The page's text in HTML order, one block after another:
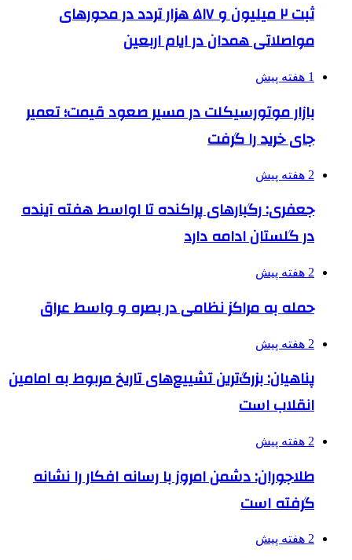
ثبت ۲ میلیون و ۵۱۷ هزار تردد در محورهای
مواصلاتی همدان در ایام اربعین
1 هفته پیش
بازار موتورسیکلت در مسیر صعود قیمت؛ تعمیر
جای خرید را گرفت
2 هفته پیش
جعفری: رگبارهای پراکنده تا اواسط هفته آینده
در گلستان ادامه دارد
2 هفته پیش
حمله به مراکز نظامی در بصره و واسط عراق
2 هفته پیش
پناهیان: بزرگ‌ترین تشییع‌های تاریخ مربوط به امامین
انقلاب است
2 هفته پیش
طلاجوران: دشمن امروز با رسانه افکار را نشانه
گرفته است
2 هفته پیش